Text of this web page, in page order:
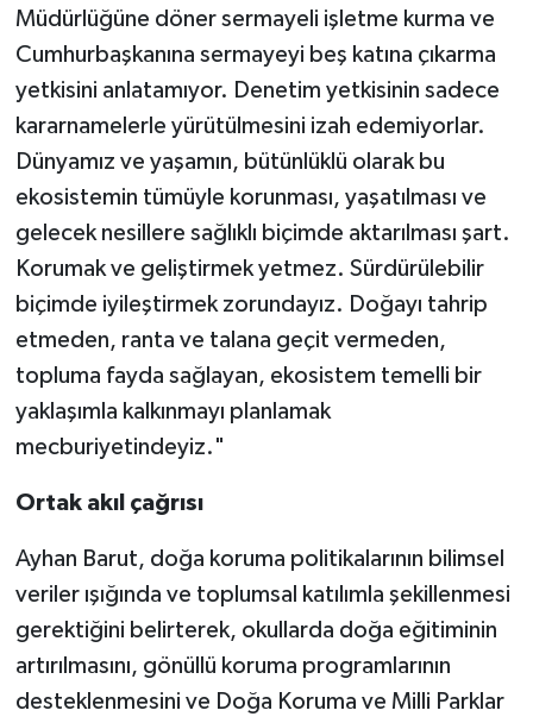
Müdürlüğüne döner sermayeli işletme kurma ve
Cumhurbaşkanına sermayeyi beş katına çıkarma
yetkisini anlatamıyor. Denetim yetkisinin sadece
kararnamelerle yürütülmesini izah edemiyorlar.
Dünyamız ve yaşamın, bütünlüklü olarak bu
ekosistemin tümüyle korunması, yaşatılması ve
gelecek nesillere sağlıklı biçimde aktarılması şart.
Korumak ve geliştirmek yetmez. Sürdürülebilir
biçimde iyileştirmek zorundayız. Doğayı tahrip
etmeden, ranta ve talana geçit vermeden,
topluma fayda sağlayan, ekosistem temelli bir
yaklaşımla kalkınmayı planlamak
mecburiyetindeyiz."
Ortak akıl çağrısı
Ayhan Barut, doğa koruma politikalarının bilimsel
veriler ışığında ve toplumsal katılımla şekillenmesi
gerektiğini belirterek, okullarda doğa eğitiminin
artırılmasını, gönüllü koruma programlarının
desteklenmesini ve Doğa Koruma ve Milli Parklar